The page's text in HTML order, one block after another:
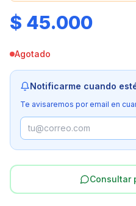
$ 45.000
Agotado
Notificarme cuando
Te avisaremos por email en
Consultar